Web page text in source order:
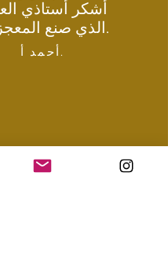
أشكر أستاذي
الذي صنع المعجزات.
أحمد أ.